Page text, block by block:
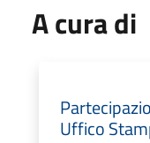
A cura di
Uffico